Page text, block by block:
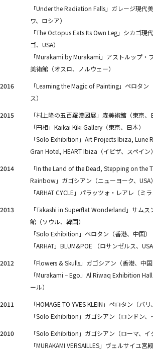
「Under the Radiation Falls」ガレージ現代
ワ、ロシア）
「The Octopus Eats Its Own Leg」シカゴ現
ゴ、USA）
「Murakami by Murakami」アストルップ・
美術館（オスロ、ノルウェー）
2016
「Learning the Magic of Painting」ペロタン
ス）
2015
「村上隆の五百羅漢図展」森美術館（東京、
「円相」Kaikai Kiki Gallery（東京、日本）
「Solo Exhibition」Art Projects Ibiza, Lune
Gran Hotel, HEART Ibiza（イビザ、スペイン）
2014
「In the Land of the Dead, Stepping on the
Rainbow」ガゴシアン（ニューヨーク、USA）
「ARHAT CYCLE」パラッツォ・レアレ（ミ
2013
「Takashi in Superflat Wonderland」サムス
館（ソウル、韓国）
「Solo Exhibition」ペロタン（香港、中国）
「ARHAT」BLUM&POE （ロサンゼルス、USA
2012
「Flowers & Skulls」ガゴシアン（香港、中国
「Murakami – Ego」Al Riwaq Exhibition
ール）
2011
「HOMAGE TO YVES KLEIN」ペロタン（パリ
「Solo Exhibition」ガゴシアン（ロンドン、
2010
「Solo Exhibition」ガゴシアン（ローマ、イ
「MURAKAMI VERSAILLES」ヴェルサイユ宮